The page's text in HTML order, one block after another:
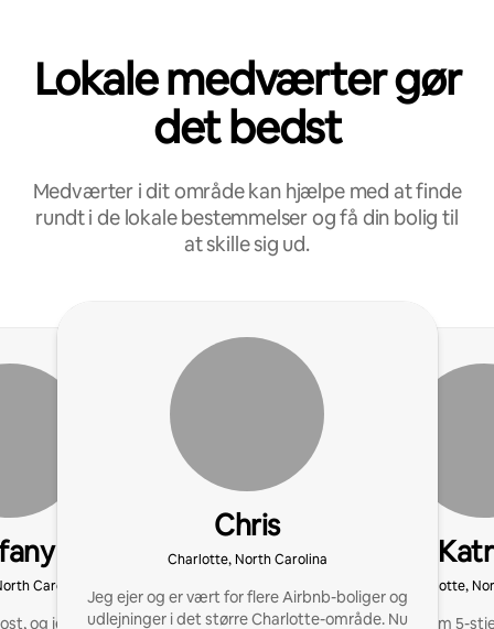
Lokale medværter gør
det bedst
Medværter i dit område kan hjælpe med at finde
rundt i de lokale bestemmelser og få din bolig til
at skille sig ud.
Carolina
og jeg nyder virkelig
Chris
Charlotte, North Carolina
Jeg ejer og er vært for flere Airbnb-boliger og
udlejninger i det større Charlotte-område. Nu
Charlotte,
Efter seks år som 5-